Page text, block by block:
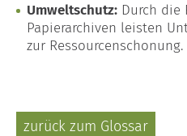
Umweltschutz: Durch die
Papierarchiven leisten
zur Ressourcenschonung.
zurück zum Glossar